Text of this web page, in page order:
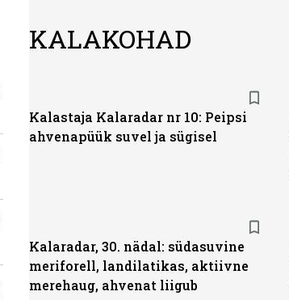
KALAKOHAD
Kalastaja Kalaradar nr 10: Peipsi
ahvenapüük suvel ja sügisel
Kalaradar, 30. nädal: südasuvine
meriforell, landilatikas, aktiivne
merehaug, ahvenat liigub